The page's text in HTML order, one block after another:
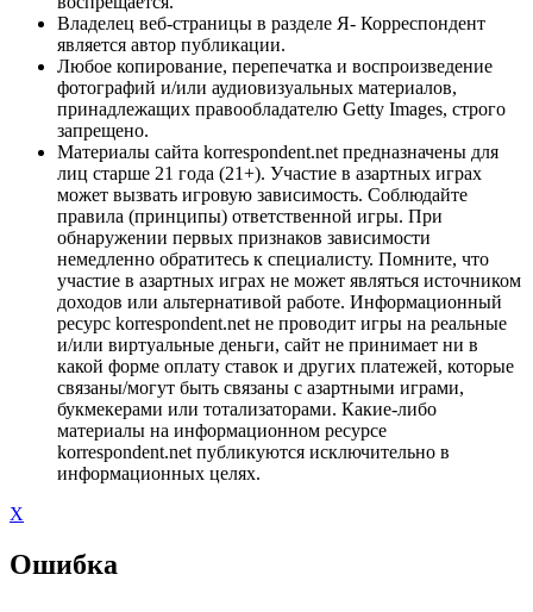
Владелец веб-страницы в разделе Я- Корреспондент
является автор публикации.
Любое копирование, перепечатка и воспроизведение
фотографий и/или аудиовизуальных материалов,
принадлежащих правообладателю Getty Images, строго
запрещено.
Материалы сайта korrespondent.net предназначены для
лиц старше 21 года (21+). Участие в азартных играх
может вызвать игровую зависимость. Соблюдайте
правила (принципы) ответственной игры. При
обнаружении первых признаков зависимости
немедленно обратитесь к специалисту. Помните, что
участие в азартных играх не может являться источником
доходов или альтернативой работе. Информационный
ресурс korrespondent.net не проводит игры на реальные
и/или виртуальные деньги, сайт не принимает ни в
какой форме оплату ставок и других платежей, которые
связаны/могут быть связаны с азартными играми,
букмекерами или тотализаторами. Какие-либо
материалы на информационном ресурсе
korrespondent.net публикуются исключительно в
информационных целях.
X
Ошибка